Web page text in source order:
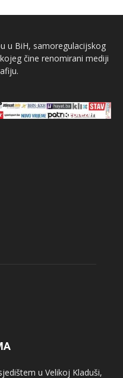
u BiH, samoregulacijskog
čine renomirani mediji
u Velikoj Kladuši,